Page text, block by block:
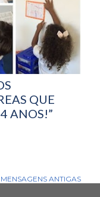
QUE
ANOS!”
MENSAGENS ANTIGAS